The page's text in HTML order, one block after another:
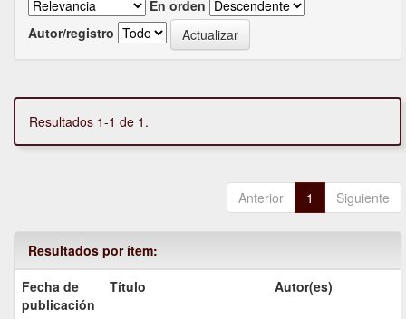
En orden
Autor/registro
Resultados 1-1 de 1.
Anterior 1 Siguiente
Resultados por ítem:
Fecha de
publicación
Título Autor(es)